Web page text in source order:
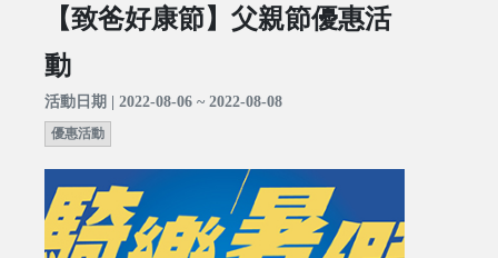
【致爸好康節】父親節優惠活
動
活動日期 | 2022-08-06 ~ 2022-08-08
優惠活動